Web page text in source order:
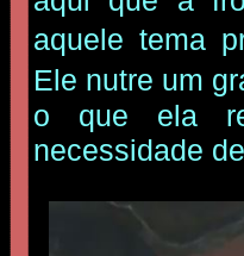
aquele tema
Ele nutre um
o que ela
necessidade